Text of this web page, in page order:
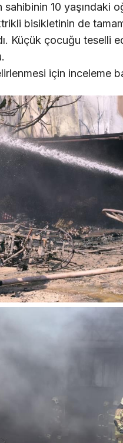
sahibinin 10 yaşındaki
bisikletinin de
Küçük çocuğu teselli
için inceleme